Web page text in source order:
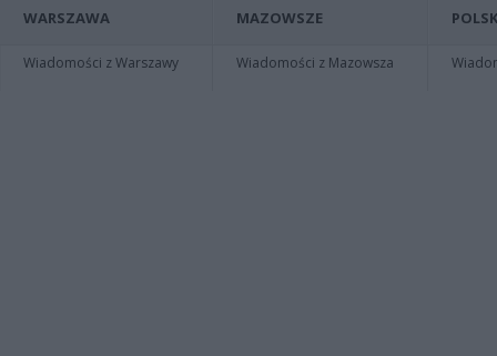
WARSZAWA
Wiadomości z Warszawy
MAZOWSZE
Wiadomości z Mazowsza